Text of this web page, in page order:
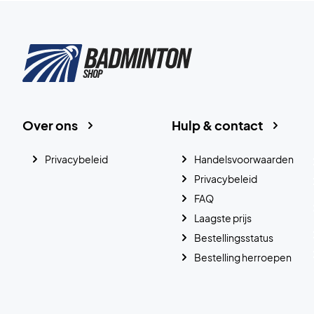
Hulp & contact
Handelsvoorwaarden
Privacybeleid
FAQ
Laagste prijs
Bestellingsstatus
Bestelling herroepen
Over ons
Privacybeleid